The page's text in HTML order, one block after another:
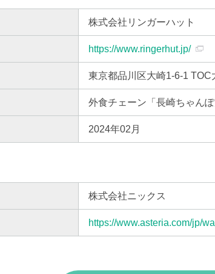
株式会社リンガーハット
https://www.ringerhut.jp/
東京都品川区大崎1-6-1 TOC
外食チェーン「長崎ちゃん
2024年02月
株式会社ニックス
https://www.asteria.com/jp/